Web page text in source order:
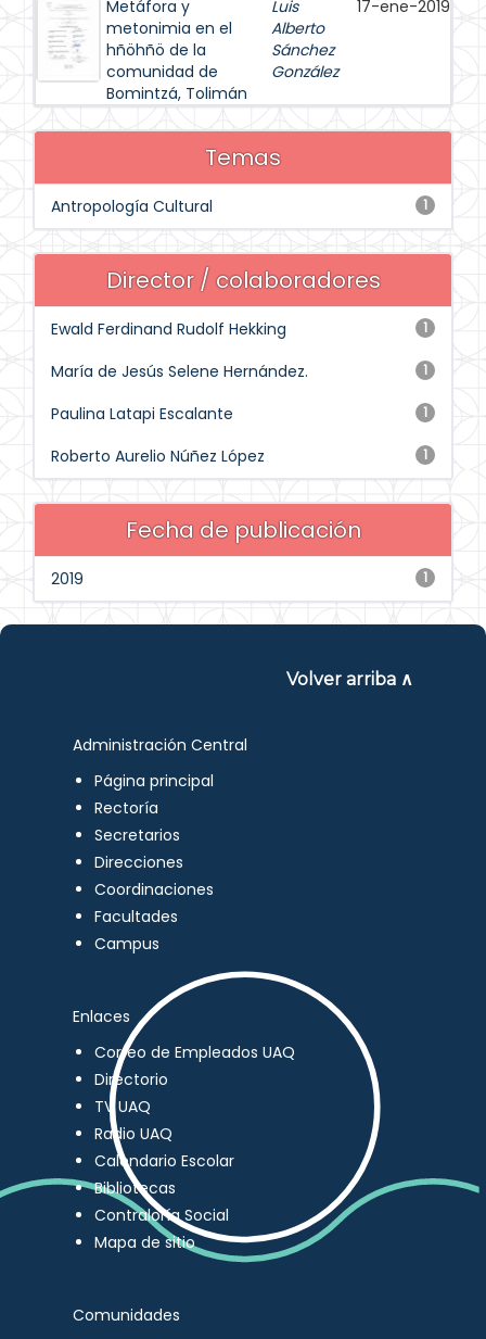
Metáfora y
metonimia en el
hñöhñö de la
comunidad de
Bomintzá, Tolimán
Luis
Alberto
Sánchez
González
17-ene-2019
Temas
1
Antropología Cultural
Director / colaboradores
1
Ewald Ferdinand Rudolf Hekking
1
María de Jesús Selene Hernández.
1
Paulina Latapi Escalante
1
Roberto Aurelio Núñez López
Fecha de publicación
1
2019
Volver arriba ∧
Administración Central
Página principal
Rectoría
Secretarios
Direcciones
Coordinaciones
Facultades
Campus
Enlaces
Correo de Empleados UAQ
Directorio
TV UAQ
Radio UAQ
Calendario Escolar
Bibliotecas
Contraloría Social
Mapa de sitio
Comunidades